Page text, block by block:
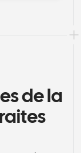
de la